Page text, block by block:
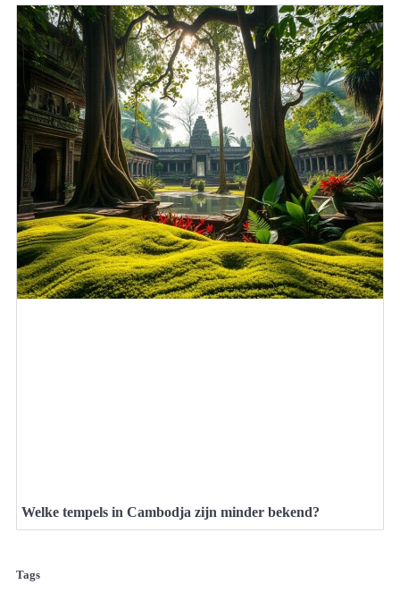
Welke tempels in Cambodja zijn minder bekend?
Tags